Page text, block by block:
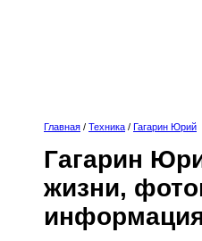
Главная / Техника / Гагарин Юрий
Гагарин
жизни,